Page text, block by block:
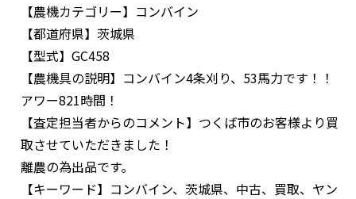
【農機カテゴリー】 コンバイン
【都道府県】 茨城県
【型式】 GC458
【農機具の説明】 コンバイン4条刈り、53馬力です！！
アワー821時間！
【査定担当者からのコメント】 つくば市のお客様より買
取させていただきました！
離農の為出品です。
【キーワード】 コンバイン、茨城県、中古、買取、ヤン